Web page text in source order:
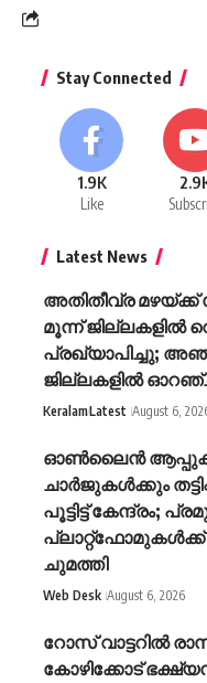
Stay Connected
1.9K
Like
Latest News
അതിതീവ്ര
മൂന്ന് ജില്ലകളിൽ
പ്രഖ്യാപിച്ചു;
ജില്ലകളിൽ
KeralamLatest August 6,
ഓൺലൈൻ
ചാർജുകൾക്കും
പൂട്ടിട്ട് കേന്ദ്രം;
ചുമത്തി
Web Desk August 6, 2026
റോസ് വാട്ടറില്‍
കോഴിക്കോട്